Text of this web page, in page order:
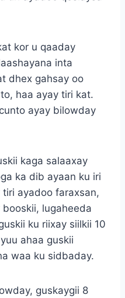
kor u qaaday
inta
dhex gahsay oo
haa ayay tiri kat.
ayay bilowday
kaga salaaxay
ka dib ayaan ku iri
ayadoo faraxsan,
lugaheeda
ku riixay siilkii 10
ahaa guskii
waa ku sidbaday.
guskaygii 8